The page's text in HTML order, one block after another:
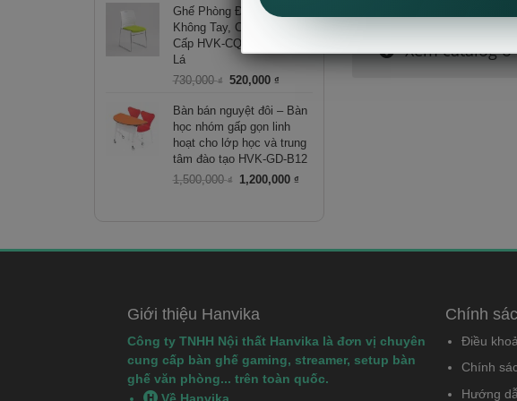
là:
120,000 ₫.
Ghế Phòng Đào Tạo
Không Tay, Chân Đúc Cao
Cấp HVK-CQ551 – Xanh
Lá
730,000₫
Giá
là:
730,000 ₫.
520,000₫
tại
là:
Bàn bán nguyệt đôi – Bàn
học nhóm gấp gọn linh
hoạt cho lớp học và trung
tâm đào tạo HVK-GD-B12
1,500,000₫
Giá
1,200,000₫
Xem catalog ở
Giới thiệu Hanvika
Công ty TNHH Nội thất Hanvika là đơn vị chuyên
cung cấp bàn ghế gaming, streamer, setup bàn
ghế văn phòng... trên toàn quốc.
Chính
Điều
Chính
Hướng